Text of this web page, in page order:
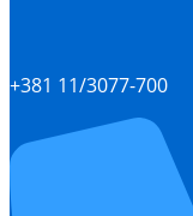
+381 11/3077-700